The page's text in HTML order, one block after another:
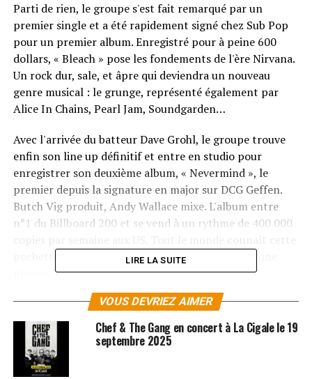
Parti de rien, le groupe s'est fait remarqué par un
premier single et a été rapidement signé chez Sub Pop
pour un premier album. Enregistré pour à peine 600
dollars, « Bleach » pose les fondements de l'ère Nirvana.
Un rock dur, sale, et âpre qui deviendra un nouveau
genre musical : le grunge, représenté également par
Alice In Chains, Pearl Jam, Soundgarden…
Avec l'arrivée du batteur Dave Grohl, le groupe trouve
enfin son line up définitif et entre en studio pour
enregistrer son deuxième album, « Nevermind », le
premier depuis la signature en major sur DCG Geffen.
Butch Vig produit, Andy Wallace mixe. L'album entre
n°1 du Billboard 200 et se vend à un rythme de 400 000
pochette du bébé nageant les yeux ouverts dans une
En 1993 sort « In Utero ». Les problèmes de santé et les
addictions de Cobain forcent le groupe à annuler la fin
de leur tournée européenne. Contraint par les membres
du groupe et sa femme Courtney Love à intégrer un
centre de désintoxication, Kurt Cobain en escalade le
LIRE LA SUITE
VOUS DEVRIEZ AIMER
Chef & The Gang en concert à La Cigale le 19
septembre 2025